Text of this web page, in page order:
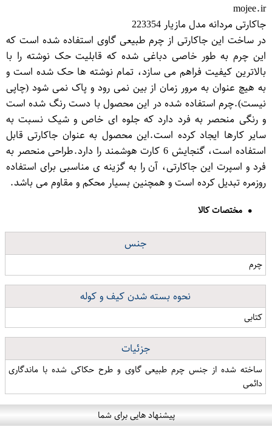
mojee.ir
جاکارتی مردانه مدل مازیار 223354
در ساخت این جاکارتی از چرم طبیعی گاوی استفاده شده است که
این چرم به طور خاصی دباغی شده که قابلیت حک نوشته را با
بالاترین کیفیت فراهم می سازد، تمام نوشته ها حک شده است و
به هیچ عنوان به مرور زمان از بین نمی رود و پاک نمی شود (چاپی
نیست).چرم استفاده شده در این محصول با دست رنگ شده است
و رنگی منحصر به فرد دارد که جلوه ای خاص و شیک نسبت به
سایر کارها ایجاد کرده است.این محصول به عنوان جاکارتی قابل
استفاده است، گنجایش 6 کارت هوشمند را دارد.طراحی منحصر به
فرد و اسپرت این جاکارتی، آن را به گزینه ی مناسبی برای استفاده
روزمره تبدیل کرده است و همچنین بسیار محکم و مقاوم می باشد.
مختصات کالا
جنس
چرم
نحوه بسته شدن کیف و کوله
کتابی
جزئیات
ساخته شده از جنس چرم طبیعی گاوی و طرح حکاکی شده با ماندگاری
دائمی
پیشنهاد هایی برای شما